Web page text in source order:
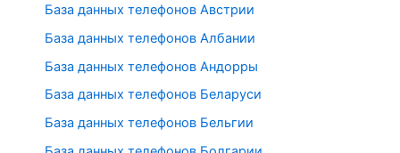
База данных телефонов Австрии
База данных телефонов Албании
База данных телефонов Андорры
База данных телефонов Беларуси
База данных телефонов Бельгии